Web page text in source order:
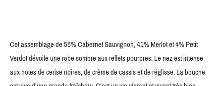
Cet assemblage de 55% Cabernet Sauvignon, 41% Merlot et 4% Petit
Verdot dévoile une robe sombre aux reflets pourpres. Le nez est intense
aux notes de cerise noires, de crème de cassis et de réglisse. La bouche